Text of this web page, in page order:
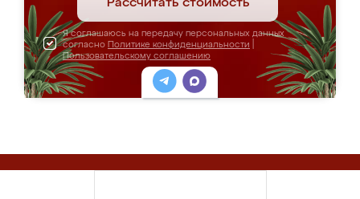
Рассчитать стоимость
Я соглашаюсь на передачу персональных данных
согласно Политике конфиденциальности
Пользовательскому соглашению